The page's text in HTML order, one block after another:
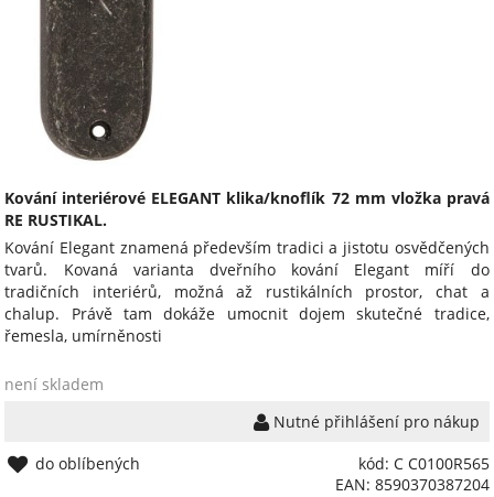
Kování interiérové ELEGANT klika/knoflík 72 mm vložka pravá
RE RUSTIKAL.
Kování Elegant znamená především tradici a jistotu osvědčených
tvarů. Kovaná varianta dveřního kování Elegant míří do
tradičních interiérů, možná až rustikálních prostor, chat a
chalup. Právě tam dokáže umocnit dojem skutečné tradice,
řemesla, umírněnosti
není skladem
Nutné přihlášení pro nákup
kód: C C0100R565
EAN: 8590370387204
do oblíbených